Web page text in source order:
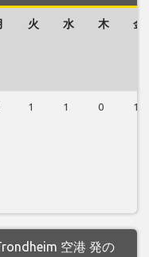
火 水 木 金
1 1 0 1
空港 発の